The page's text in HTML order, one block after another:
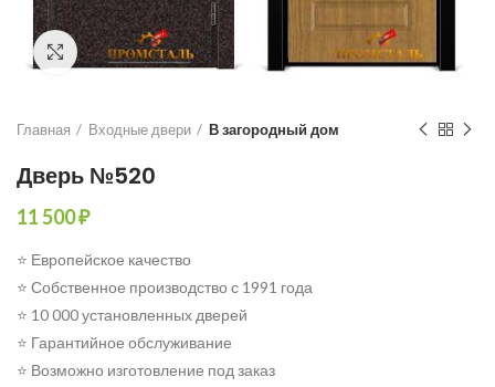
Click to enlarge
Главная Входные двери В загородный дом
Дверь №520
11 500₽
⭐ Европейское качество
⭐ Собственное производство с 1991 года
⭐ 10 000 установленных дверей
⭐ Гарантийное обслуживание
⭐ Возможно изготовление под заказ